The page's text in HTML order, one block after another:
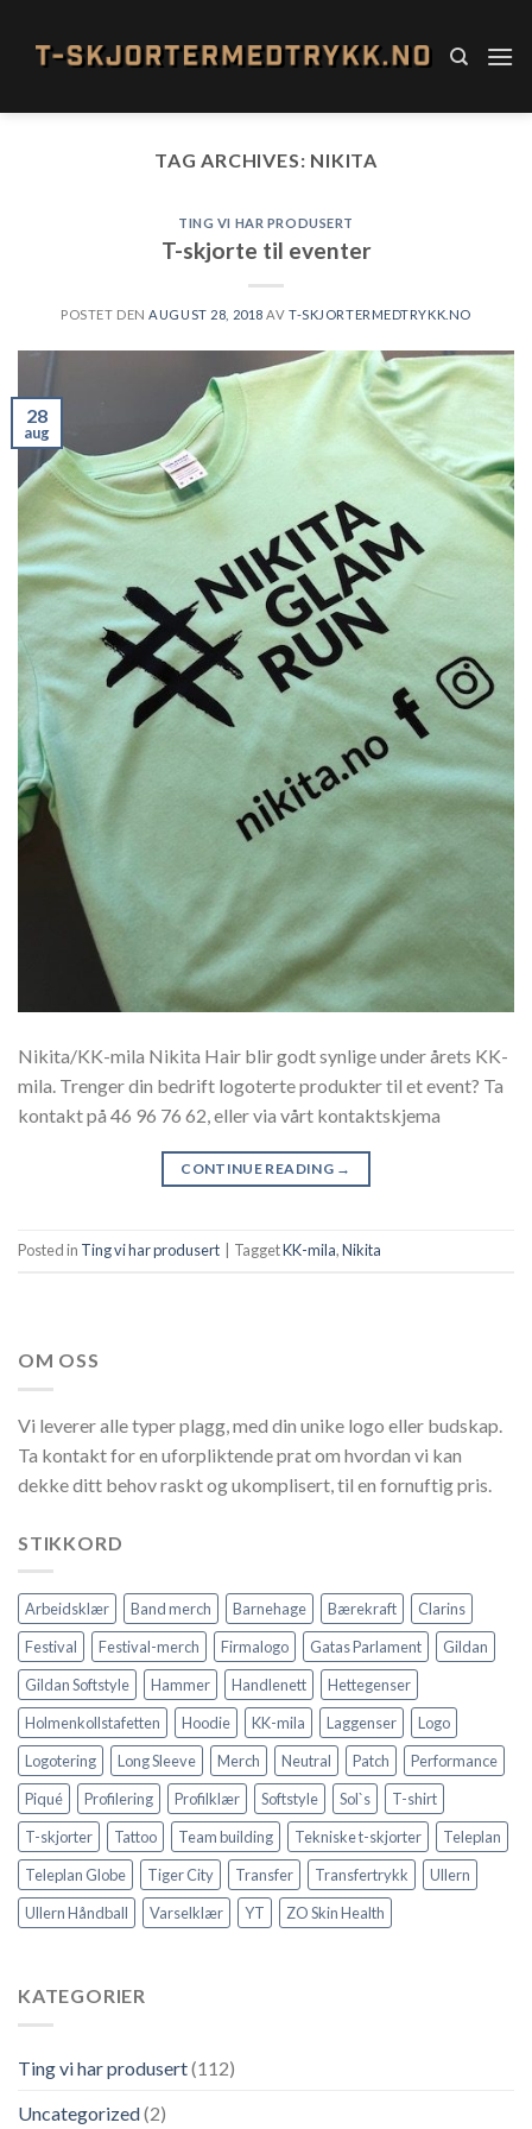
content
TAG ARCHIVES: NIKITA
TING VI HAR PRODUSERT
T-skjorte til eventer
POSTET DEN AUGUST 28, 2018 AVT-SKJORTERMEDTRYKK.NO
28
aug
Nikita/KK-mila Nikita Hair blir godt synlige under årets KK-
mila. Trenger din bedrift logoterte produkter til et event? Ta
kontakt på 46 96 76 62, eller via vårt kontaktskjema
CONTINUE READING →
Posted in Ting vi har produsert TaggetKK-mila,Nikita
OM OSS
Vi leverer alle typer plagg, med din unike logo eller budskap.
Ta kontakt for en uforpliktende prat om hvordan vi kan
dekke ditt behov raskt og ukomplisert, til en fornuftig pris.
STIKKORD
Arbeidsklær Band merch Barnehage Bærekraft
Clarins
Festival
Festival-merch Firmalogo Gatas Parlament
Gildan
Gildan Softstyle
Hammer Handlenett
Hettegenser
Holmenkollstafetten
Hoodie KK-mila Laggenser
Logo
Logotering
Long Sleeve Merch Neutral Patch
Performance
Piqué
Profilering Profilklær Softstyle Sol`s
T-shirt
T-skjorter
Tattoo Team building Tekniske t-skjorter
Teleplan
Teleplan Globe
Tiger City Transfer Transfertrykk
Ullern
Ullern Håndball
Varselklær YT ZO Skin Health
KATEGORIER
Ting vi har produsert(112)
Uncategorized(2)